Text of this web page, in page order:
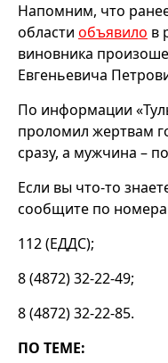
Напомним, что
области объявило в
виновника
Евгеньевича
По информации
проломил жертвам
сразу, а мужчина –
Если вы что-то
сообщите по
112 (ЕДДС);
8 (4872) 32-22-49;
8 (4872) 32-22-85.
ПО ТЕМЕ: